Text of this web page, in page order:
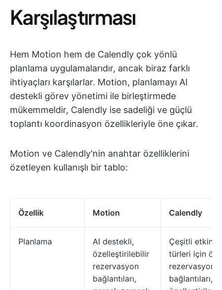
Karşılaştırması
Hem Motion hem de Calendly çok yönlü
planlama uygulamalarıdır, ancak biraz farklı
ihtiyaçları karşılarlar. Motion, planlamayı AI
destekli görev yönetimi ile birleştirmede
mükemmeldir, Calendly ise sadeliği ve güçlü
toplantı koordinasyon özellikleriyle öne çıkar.
Motion ve Calendly'nin anahtar özelliklerini
özetleyen kullanışlı bir tablo:
Özellik Motion Calendly
Planlama
AI destekli,
özelleştirilebilir
rezervasyon
bağlantıları,
Çeşitli etkinlik
türleri için
rezervasyon
bağlantıları,